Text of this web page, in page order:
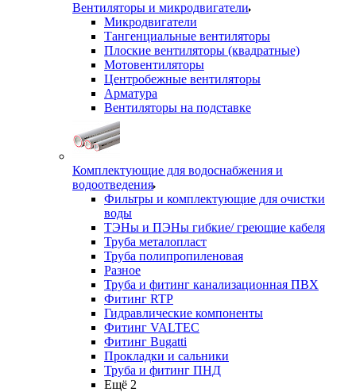
Вентиляторы и микродвигатели
Микродвигатели
Тангенциальные вентиляторы
Плоские вентиляторы (квадратные)
Мотовентиляторы
Центробежные вентиляторы
Арматура
Вентиляторы на подставке
Комплектующие для водоснабжения и
водоотведения
Фильтры и комплектующие для очистки
воды
ТЭНы и ПЭНы гибкие/ греющие кабеля
Труба металопласт
Труба полипропиленовая
Разное
Труба и фитинг канализационная ПВХ
Фитинг RTP
Гидравлические компоненты
Фитинг VALTEC
Фитинг Bugatti
Прокладки и сальники
Труба и фитинг ПНД
Ещё 2